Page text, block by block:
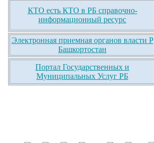
КТО есть КТО в РБ справочно-
информационный ресурс
Электронная приемная органов власти Р
Башкортостан
Портал Государственных и
Муниципальных Услуг РБ